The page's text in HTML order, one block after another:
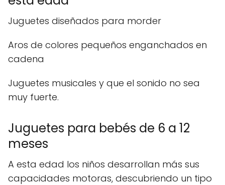
Juguetes diseñados para morder
Aros de colores pequeños enganchados en
cadena
Juguetes musicales y que el sonido no sea
muy fuerte.
Juguetes para bebés de 6 a 12
meses
A esta edad los niños desarrollan más sus
capacidades motoras, descubriendo un tipo